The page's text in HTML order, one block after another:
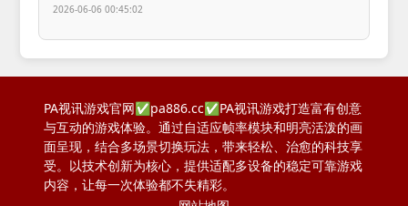
2026-06-06 00:45:02
PA视讯游戏官网✅pa886.cc✅PA视讯游戏打造富有创意
与互动的游戏体验。通过自适应帧率模块和明亮活泼的画
面呈现，结合多场景切换玩法，带来轻松、治愈的科技享
受。以技术创新为核心，提供适配多设备的稳定可靠游戏
内容，让每一次体验都不失精彩。